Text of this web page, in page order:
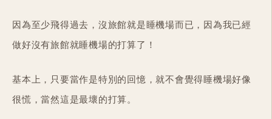
因為至少飛得過去，沒旅館就是睡機場而已，因為我已經
做好沒有旅館就睡機場的打算了！
基本上，只要當作是特別的回憶，就不會覺得睡機場好像
很慌，當然這是最壞的打算。